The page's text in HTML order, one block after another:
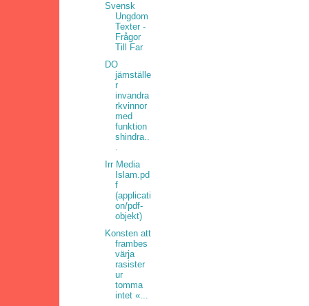
Svensk
Ungdom
Texter -
Frågor
Till Far
DO
jämställe
r
invandra
rkvinnor
med
funktion
shindra..
.
Irr Media
Islam.pd
f
(applicati
on/pdf-
objekt)
Konsten att
frambes
värja
rasister
ur
tomma
intet «...